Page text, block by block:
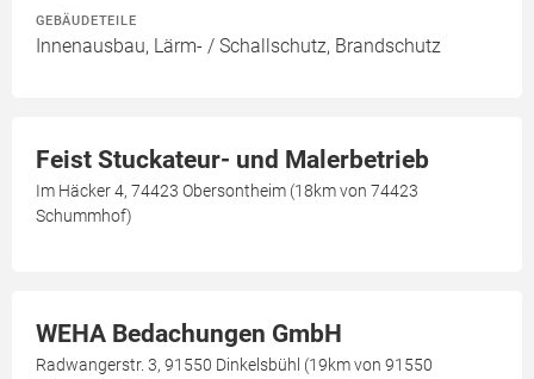
GEBÄUDETEILE
Innenausbau, Lärm- / Schallschutz, Brandschutz
Feist Stuckateur- und Malerbetrieb
Im Häcker 4, 74423 Obersontheim (18km von 74423
Schummhof)
WEHA Bedachungen GmbH
Radwangerstr. 3, 91550 Dinkelsbühl (19km von 91550